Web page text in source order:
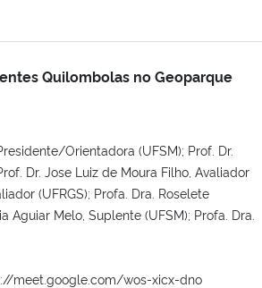
Quilombolas no Geoparque
Orientadora (UFSM); Prof. Dr.
Dr. Jose Luiz de Moura Filho, Avaliador
(UFRGS); Profa. Dra. Roselete
Aguiar Melo, Suplente (UFSM); Profa. Dra.
meet.google.com/wos-xicx-dno